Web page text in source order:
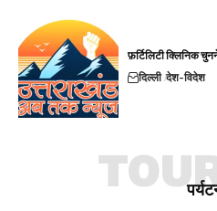
फ़र्टिलिटी क्लिनिक
दिल्ली देश-विदेश